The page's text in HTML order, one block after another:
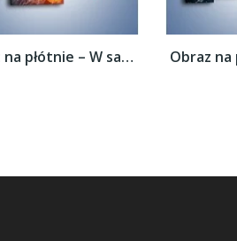
Obraz na płótnie – W sam środek tarczy –...